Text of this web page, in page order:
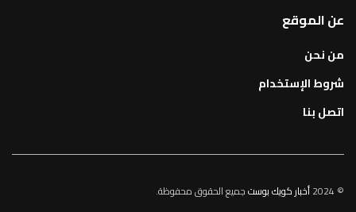
عن الموقع
من نحن
شروط الإستخدام
اتصل بنا
© 2024 أخبار كويك بوستجميع الحقوق محفوظة.